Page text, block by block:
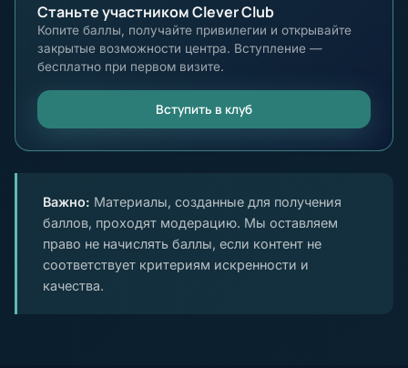
Станьте участником Clever Club
Копите баллы, получайте привилегии и открывайте
закрытые возможности центра. Вступление —
бесплатно при первом визите.
Вступить в клуб
Важно: Материалы, созданные для получения
баллов, проходят модерацию. Мы оставляем
право не начислять баллы, если контент не
соответствует критериям искренности и
качества.